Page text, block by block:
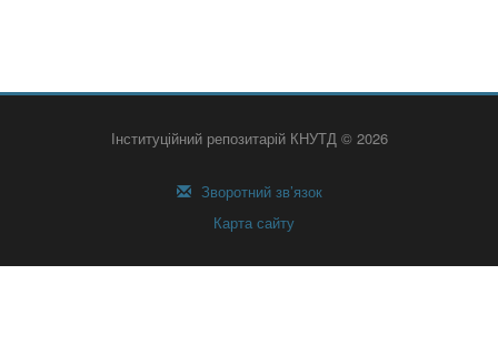
Інституційний репозитарій КНУТД © 2026
Зворотний зв’язок
Карта сайту